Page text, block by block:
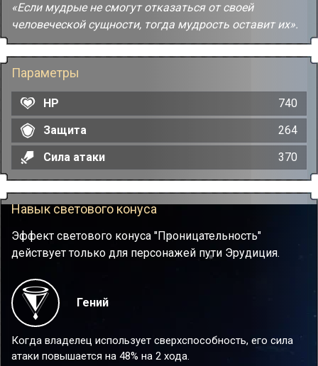
«Если мудрые не смогут отказаться от своей
человеческой сущности, тогда мудрость оставит их».
Параметры
HP
740
Защита
264
Сила атаки
370
Навык светового конуса
Эффект светового конуса "Проницательность"
действует только для персонажей пути Эрудиция.
Гений
Когда владелец использует сверхспособность, его сила
атаки повышается на 48% на 2 хода.